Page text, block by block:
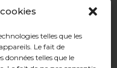
telles que les
Le fait de
telles que le